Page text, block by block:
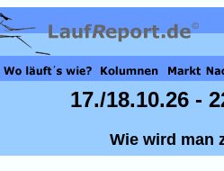
17./18.10.26 -
Wie wird man